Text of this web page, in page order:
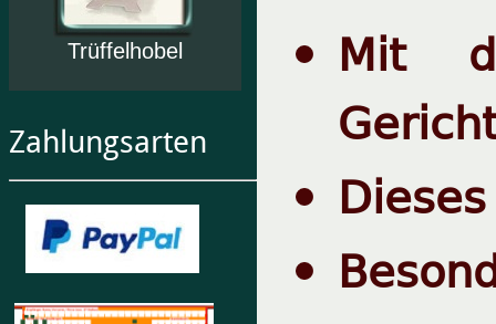
Trüffelhobel
Zahlungsarten
Mit